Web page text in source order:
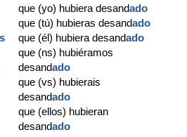
que (yo) hubiera desandado
que (tú) hubieras desandado
que (él) hubiera desandado
que (ns) hubiéramos
desandado
que (vs) hubierais
desandado
que (ellos) hubieran
desandado